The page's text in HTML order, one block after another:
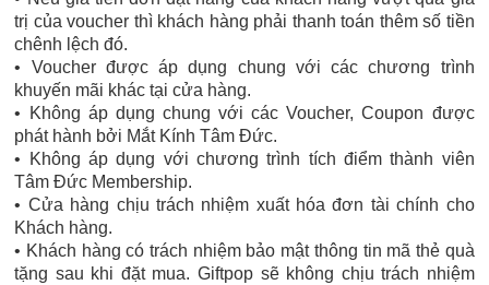
trị của voucher thì khách hàng phải thanh toán thêm số tiền
chênh lệch đó.
• Voucher được áp dụng chung với các chương trình
khuyến mãi khác tại cửa hàng.
• Không áp dụng chung với các Voucher, Coupon được
phát hành bởi Mắt Kính Tâm Đức.
• Không áp dụng với chương trình tích điểm thành viên
Tâm Đức Membership.
• Cửa hàng chịu trách nhiệm xuất hóa đơn tài chính cho
Khách hàng.
• Khách hàng có trách nhiệm bảo mật thông tin mã thẻ quà
tặng sau khi đặt mua. Giftpop sẽ không chịu trách nhiệm